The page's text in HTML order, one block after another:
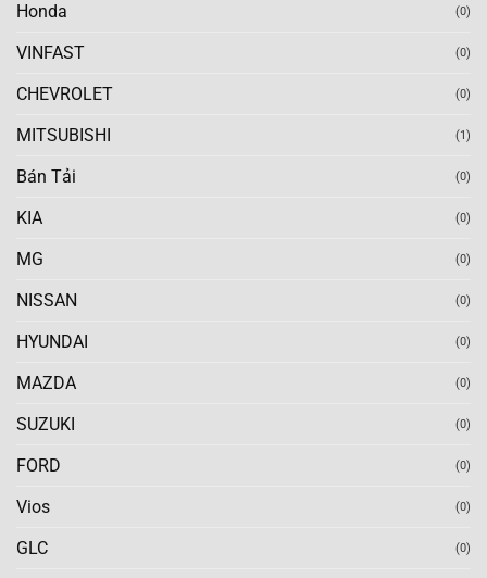
Honda (0)
VINFAST (0)
CHEVROLET (0)
MITSUBISHI (1)
Bán Tải (0)
KIA (0)
MG (0)
NISSAN (0)
HYUNDAI (0)
MAZDA (0)
SUZUKI (0)
FORD (0)
Vios (0)
GLC (0)